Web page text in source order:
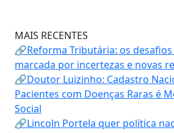
MAIS RECENTES
🔗Reforma Tributária: os
marcada por incertezas e novas
🔗Doutor Luizinho: Cadastro
Pacientes com Doenças Raras é
Social
🔗Lincoln Portela quer política